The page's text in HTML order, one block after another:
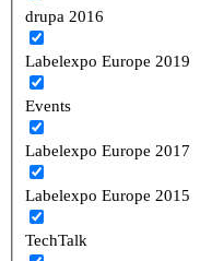
drupa 2016
Labelexpo Europe 2019
Events
Labelexpo Europe 2017
Labelexpo Europe 2015
TechTalk